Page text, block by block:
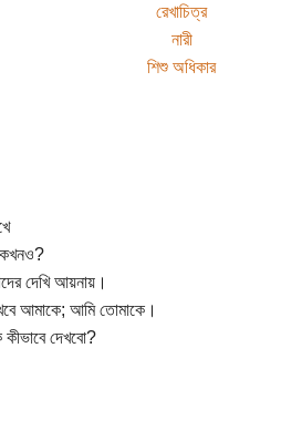
রেখাচিত্র
নারী
শিশু অধিকার
কখনও?
দেখি আয়নায়।
আমাকে; আমি তোমাকে।
দেখবো?